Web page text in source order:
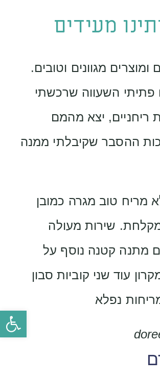
מעידים
מגוונים וטובים.
פתיתי השעווה שרכשתי
ריחניים, יצא מהמם
ההסבר שקיבלתי ממנה
מריח טוב מגרה כמובן
שירות מעולה
מתנה קטנה נוסף על
עוד שני קוביות סבון
נפלא
פתח